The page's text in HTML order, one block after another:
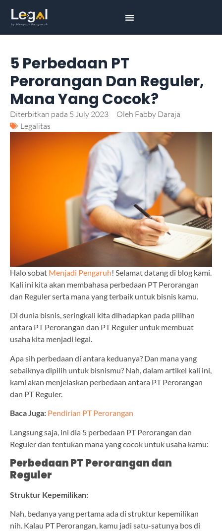
5 Perbedaan PT
Perorangan Dan Reguler,
Mana Yang Cocok?
Diterbitkan pada 5 July 2023 Oleh Fabby Daraja
Legalitas
Halo sobat Menjadi Pengaruh! Selamat datang di blog kami.
Kali ini kita akan membahasa perbedaan PT Perorangan
dan Reguler serta mana yang terbaik untuk bisnis kamu.
Di dunia bisnis, seringkali kita dihadapkan pada pilihan
antara PT Perorangan dan PT Reguler untuk membuat
usaha kita menjadi legal.
Apa sih perbedaan di antara keduanya? Dan mana yang
sebaiknya dipilih untuk bisnismu? Nah, dalam artikel kali ini,
kami akan menjelaskan perbedaan antara PT Perorangan
dan PT Reguler.
Baca Juga: Pendirian PT Perorangan
Langsung saja, ini dia 5 perbedaan PT Perorangan dan
Reguler dan tentukan mana yang cocok untuk usaha kamu:
Perbedaan PT Perorangan dan
Reguler
Struktur Kepemilikan:
Nah, bedanya yang pertama ada di struktur kepemilikan
nih. Kalau PT Perorangan, kamu jadi satu-satunya bos di